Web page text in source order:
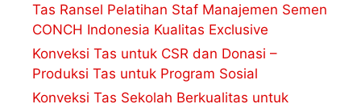
Tas Ransel Pelatihan Staf Manajemen Semen
CONCH Indonesia Kualitas Exclusive
Konveksi Tas untuk CSR dan Donasi –
Produksi Tas untuk Program Sosial
Konveksi Tas Sekolah Berkualitas untuk